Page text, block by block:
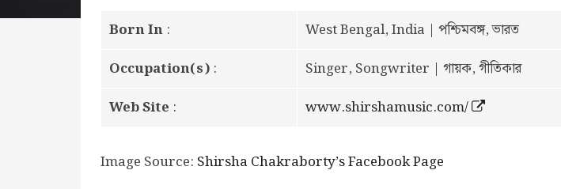
Born In :
West Bengal, India | পশ্চিমবঙ্গ, ভারত
Occupation(s) :
Singer, Songwriter | গায়ক, গীতিকার
Web Site : www.shirshamusic.com/
Image Source: Shirsha Chakraborty’s Facebook Page